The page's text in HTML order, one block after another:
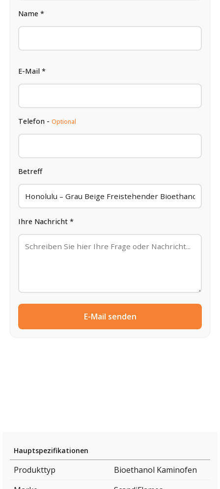
Name *
E-Mail *
Telefon - Optional
Betreff
Ihre Nachricht *
E-Mail senden
Hauptspezifikationen
Produkttyp
Bioethanol Kaminofen